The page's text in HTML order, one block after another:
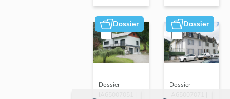
Paix,
Hôtel de
la Paix
Dossier
Dossier
Dossier
Dossier